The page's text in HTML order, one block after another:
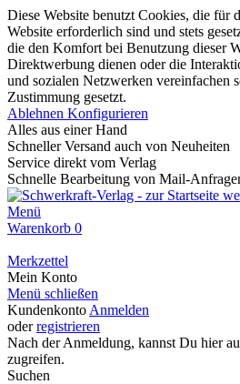
Diese Website benutzt Cookies, die für
Website erforderlich sind und stets
die den Komfort bei Benutzung dieser
Direktwerbung dienen oder die
und sozialen Netzwerken vereinfachen
Zustimmung gesetzt.
Ablehnen Konfigurieren
Alles aus einer Hand
Schneller Versand auch von Neuheiten
Service direkt vom Verlag
Schnelle Bearbeitung von Mail-
Menü
Warenkorb 0
Merkzettel
Mein Konto
Menü schließen
Kundenkonto Anmelden
oderregistrieren
Nach der Anmeldung, kannst Du hier
zugreifen.
Suchen